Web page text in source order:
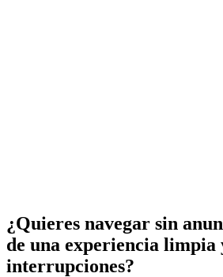
¿Quieres navegar sin
de una experiencia limpia
interrupciones?